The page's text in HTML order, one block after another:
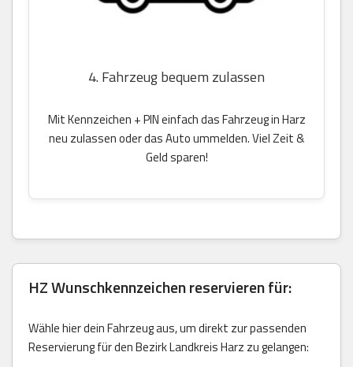
4. Fahrzeug bequem zulassen
Mit Kennzeichen + PIN einfach das Fahrzeug in Harz
neu zulassen oder das Auto ummelden. Viel Zeit &
Geld sparen!
HZ Wunschkennzeichen reservieren für:
Wähle hier dein Fahrzeug aus, um direkt zur passenden
Reservierung für den Bezirk Landkreis Harz zu gelangen: